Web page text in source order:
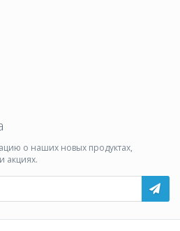
о наших новых продуктах,
акциях.